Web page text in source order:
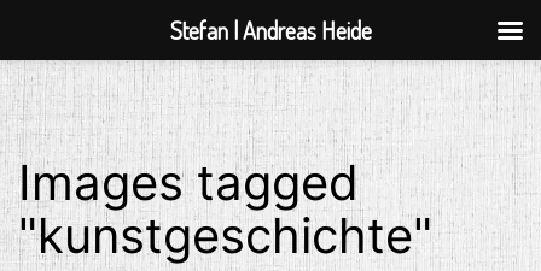
Zum
Inhalt
springen
Images tagged
"kunstgeschichte"
Stefan | Andreas Heide